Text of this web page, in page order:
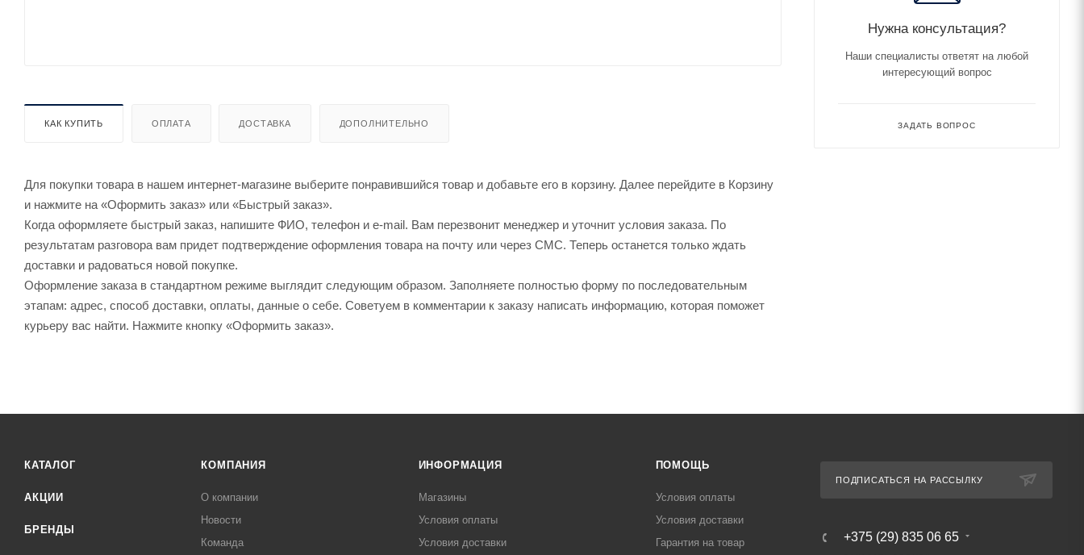
КАК КУПИТЬ ОПЛАТА ДОСТАВКА ДОПОЛНИТЕЛЬНО
Для покупки товара в нашем интернет-магазине выберите понравившийся товар и добавьте его в корзину. Далее перейдите в Корзину
и нажмите на «Оформить заказ» или «Быстрый заказ».
Когда оформляете быстрый заказ, напишите ФИО, телефон и e-mail. Вам перезвонит менеджер и уточнит условия заказа. По
результатам разговора вам придет подтверждение оформления товара на почту или через СМС. Теперь останется только ждать
доставки и радоваться новой покупке.
Оформление заказа в стандартном режиме выглядит следующим образом. Заполняете полностью форму по последовательным
этапам: адрес, способ доставки, оплаты, данные о себе. Советуем в комментарии к заказу написать информацию, которая поможет
курьеру вас найти. Нажмите кнопку «Оформить заказ».
Нужна консультация?
Наши специалисты ответят на любой
интересующий вопрос
ЗАДАТЬ ВОПРОС
КАТАЛОГ
АКЦИИ
БРЕНДЫ
КОМПАНИЯ
О компании
Новости
Команда
ИНФОРМАЦИЯ
Магазины
Условия оплаты
Условия доставки
ПОМОЩЬ
Условия оплаты
Условия доставки
Гарантия на товар
ПОДПИСАТЬСЯ НА РАССЫЛКУ
+375 (29) 835 06 65